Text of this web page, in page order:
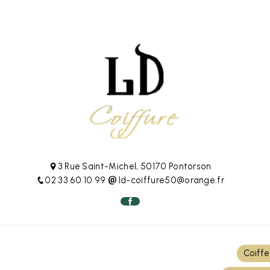
3 Rue Saint-Michel, 50170 Pontorson
02 33 60 10 99
ld-coiffure50@orange.fr